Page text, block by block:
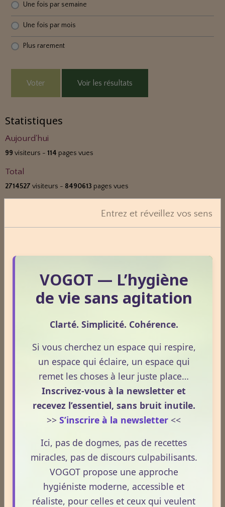
Une fois par semaine
Une fois par mois
Plus rarement
Voter Voir les résultats
Statistiques
Aujourd'hui
99 visiteurs - 114 pages vues
Total
2714527 visiteurs - 8490613 pages vues
Nombre d'articles :407
Format : 300 × 250 px
Emplacement disponible
Cliquez ici pour consulter les
Evaluez vos connaissances
Mini‑quizz
Plantes médicinales
Phobies
Nature & sciences
Anatomie & physiologie
Fruits & légumes
Entrez et réveillez vos sens
VOGOT — L’hygiène
de vie sans agitation
Clarté. Simplicité. Cohérence.
Si vous cherchez un espace qui respire,
un espace qui éclaire, un espace qui
remet les choses à leur juste place…
Inscrivez-vous à la newsletter et
recevez l’essentiel, sans bruit inutile.
>> S’inscrire à la newsletter <<
Ici, pas de dogmes, pas de recettes
miracles, pas de discours culpabilisants.
VOGOT propose une approche
hygiéniste moderne, accessible et
réaliste, pour celles et ceux qui veulent